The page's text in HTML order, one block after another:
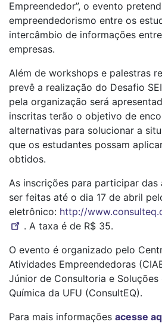
Empreendedor”, o evento
empreendedorismo entre os
intercâmbio de informações
empresas.
Além de workshops e palestras
prevê a realização do Desafio
pela organização será
inscritas terão o objetivo de
alternativas para solucionar a
que os estudantes possam
obtidos.
As inscrições para participar das
ser feitas até o dia 17 de abril
eletrônico: http://
. A taxa é de R$ 35.
O evento é organizado pelo
Atividades Empreendedoras
Júnior de Consultoria e Soluções
Química da UFU (ConsultEQ).
Para mais informações acesse